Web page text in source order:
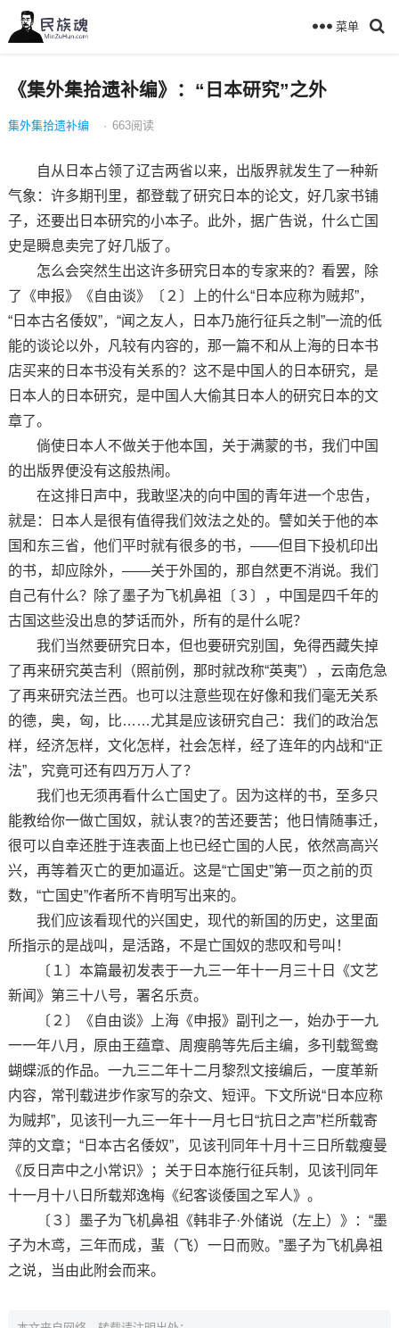
菜单
《集外集拾遗补编》：“日本研究”之外
集外集拾遗补编 · 663阅读
自从日本占领了辽吉两省以来，出版界就发生了一种新
气象：许多期刊里，都登载了研究日本的论文，好几家书铺
子，还要出日本研究的小本子。此外，据广告说，什么亡国
史是瞬息卖完了好几版了。
怎么会突然生出这许多研究日本的专家来的？看罢，除
了《申报》《自由谈》〔２〕上的什么“日本应称为贼邦”，
“日本古名倭奴”，“闻之友人，日本乃施行征兵之制”一流的低
能的谈论以外，凡较有内容的，那一篇不和从上海的日本书
店买来的日本书没有关系的？这不是中国人的日本研究，是
日本人的日本研究，是中国人大偷其日本人的研究日本的文
章了。
倘使日本人不做关于他本国，关于满蒙的书，我们中国
的出版界便没有这般热闹。
在这排日声中，我敢坚决的向中国的青年进一个忠告，
就是：日本人是很有值得我们效法之处的。譬如关于他的本
国和东三省，他们平时就有很多的书，——但目下投机印出
的书，却应除外，——关于外国的，那自然更不消说。我们
自己有什么？除了墨子为飞机鼻祖〔３〕，中国是四千年的
古国这些没出息的梦话而外，所有的是什么呢？
我们当然要研究日本，但也要研究别国，免得西藏失掉
了再来研究英吉利（照前例，那时就改称“英夷”），云南危急
了再来研究法兰西。也可以注意些现在好像和我们毫无关系
的德，奥，匈，比……尤其是应该研究自己：我们的政治怎
样，经济怎样，文化怎样，社会怎样，经了连年的内战和“正
法”，究竟可还有四万万人了？
我们也无须再看什么亡国史了。因为这样的书，至多只
能教给你一做亡国奴，就认衷?的苦还要苦；他日情随事迁，
很可以自幸还胜于连表面上也已经亡国的人民，依然高高兴
兴，再等着灭亡的更加逼近。这是“亡国史”第一页之前的页
数，“亡国史”作者所不肯明写出来的。
我们应该看现代的兴国史，现代的新国的历史，这里面
所指示的是战叫，是活路，不是亡国奴的悲叹和号叫！
〔１〕本篇最初发表于一九三一年十一月三十日《文艺
新闻》第三十八号，署名乐贲。
〔２〕《自由谈》上海《申报》副刊之一，始办于一九
一一年八月，原由王蕴章、周瘦鹃等先后主编，多刊载鸳鸯
蝴蝶派的作品。一九三二年十二月黎烈文接编后，一度革新
内容，常刊载进步作家写的杂文、短评。下文所说“日本应称
为贼邦”，见该刊一九三一年十一月七日“抗日之声”栏所载寄
萍的文章；“日本古名倭奴”，见该刊同年十月十三日所载瘦曼
《反日声中之小常识》；关于日本施行征兵制，见该刊同年
十一月十八日所载郑逸梅《纪客谈倭国之军人》。
〔３〕墨子为飞机鼻祖《韩非子·外储说（左上）》：“墨
子为木鸢，三年而成，蜚（飞）一日而败。”墨子为飞机鼻祖
之说，当由此附会而来。